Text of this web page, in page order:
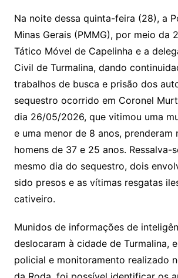
Na noite dessa quinta-feira (28), a
Minas Gerais (PMMG), por meio da
Tático Móvel de Capelinha e a
Civil de Turmalina, dando
trabalhos de busca e prisão dos
sequestro ocorrido em Coronel
dia 26/05/2026, que vitimou uma
e uma menor de 8 anos, prenderam
homens de 37 e 25 anos. Ressalva-
mesmo dia do sequestro, dois
sido presos e as vítimas resgatas
cativeiro.
Munidos de informações de
deslocaram à cidade de Turmalina,
policial e monitoramento realizado